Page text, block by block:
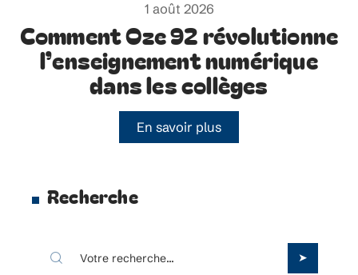
1 août 2026
Comment Oze 92 révolutionne
l’enseignement numérique
dans les collèges
En savoir plus
Recherche